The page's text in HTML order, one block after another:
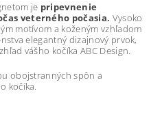
je pripevnenie
veterného počasia. Vysoko
motívom a koženým vzhľadom
elegantný dizajnový prvok,
vášho kočíka ABC Design.
obojstranných spôn a
kočíka.